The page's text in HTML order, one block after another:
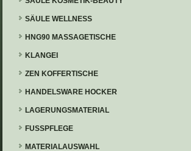
SÄULE WELLNESS
HNG90 MASSAGETISCHE
KLANGEI
ZEN KOFFERTISCHE
HANDELSWARE HOCKER
LAGERUNGSMATERIAL
FUSSPFLEGE
MATERIALAUSWAHL